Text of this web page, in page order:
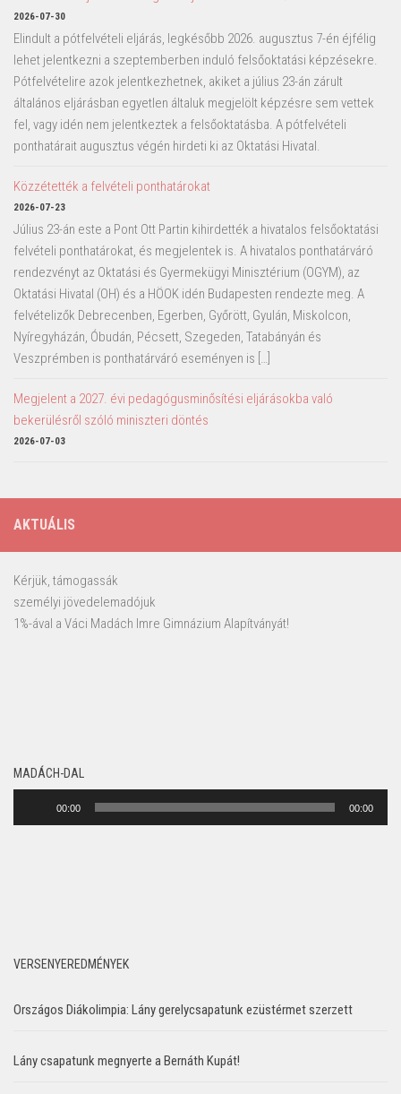
2026-07-30
Elindult a pótfelvételi eljárás, legkésőbb 2026. augusztus 7-én éjfélig
lehet jelentkezni a szeptemberben induló felsőoktatási képzésekre.
Pótfelvételire azok jelentkezhetnek, akiket a július 23-án zárult
általános eljárásban egyetlen általuk megjelölt képzésre sem vettek
fel, vagy idén nem jelentkeztek a felsőoktatásba. A pótfelvételi
ponthatárait augusztus végén hirdeti ki az Oktatási Hivatal.
Közzétették a felvételi ponthatárokat
2026-07-23
Július 23-án este a Pont Ott Partin kihirdették a hivatalos felsőoktatási
felvételi ponthatárokat, és megjelentek is. A hivatalos ponthatárváró
rendezvényt az Oktatási és Gyermekügyi Minisztérium (OGYM), az
Oktatási Hivatal (OH) és a HÖOK idén Budapesten rendezte meg. A
felvételizők Debrecenben, Egerben, Győrött, Gyulán, Miskolcon,
Nyíregyházán, Óbudán, Pécsett, Szegeden, Tatabányán és
Veszprémben is ponthatárváró eseményen is […]
Megjelent a 2027. évi pedagógusminősítési eljárásokba való
bekerülésről szóló miniszteri döntés
2026-07-03
AKTUÁLIS
Kérjük, támogassák
személyi jövedelemadójuk
1%-ával a Váci Madách Imre Gimnázium Alapítványát!
MADÁCH-DAL
00:00 00:00
VERSENYEREDMÉNYEK
Országos Diákolimpia: Lány gerelycsapatunk ezüstérmet szerzett
Lány csapatunk megnyerte a Bernáth Kupát!